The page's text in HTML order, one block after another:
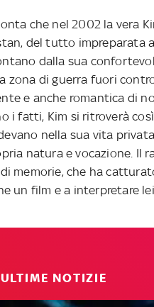
che nel 2002 la vera
del tutto impreparata
dalla sua
zona di guerra fuori
e anche romantica di
i fatti, Kim si ritroverà
nella sua vita
natura e vocazione. Il
memorie, che ha
un film e a interpretare
NOTIZIE